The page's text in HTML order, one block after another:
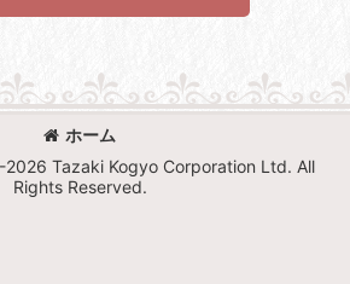
ホーム
Tazaki Kogyo Corporation Ltd. All
Rights Reserved.